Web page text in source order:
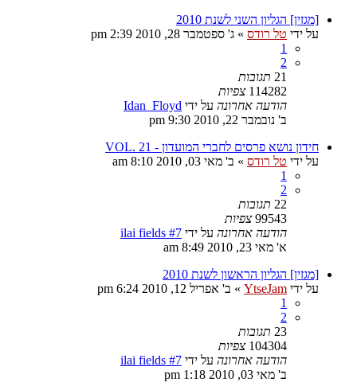
[מגזין] הגליון השני לשנת 2010
על ידי טל רודס » ג' ספטמבר 28, 2010 2:39 pm
1
2
21 תגובות
114282 צפיות
הודעה אחרונה על ידי Idan_Floyd
ב' נובמבר 22, 2010 9:30 pm
חידון נושא פרסים לחברי המועדון - VOL. 21
על ידי טל רודס » ב' מאי 03, 2010 8:10 am
1
2
22 תגובות
99543 צפיות
הודעה אחרונה על ידי ilai fields #7
א' מאי 23, 2010 8:49 am
[מגזין] הגליון הראשון לשנת 2010
על ידי YtseJam
» ב' אפריל 12, 2010 6:24 pm
1
2
23 תגובות
104304 צפיות
הודעה אחרונה על ידי ilai fields #7
ב' מאי 03, 2010 1:18 pm